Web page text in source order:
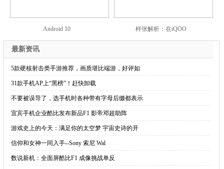
Android 10 样张解析：在iQOO
最新资讯
·5款硬核射击类手游推荐，画质堪比端游，好评如
·31款手机AP上“黑榜”！赶快卸载
·不要被误导了，选手机时各种带有字母后缀都表示
·宜宾手机企业酷比发布新品F1 影帝邓超助阵
·游戏史上的今天：满足你的太空梦 宇宙史诗的开
·信仰和女神一同入手--Sony 索尼 Wal
·数说新机：全面屏酷比F1 成像挑战单反